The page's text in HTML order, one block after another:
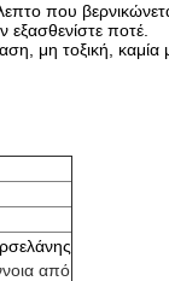
που
εξασθενίστε ποτέ.
μη τοξική,
από